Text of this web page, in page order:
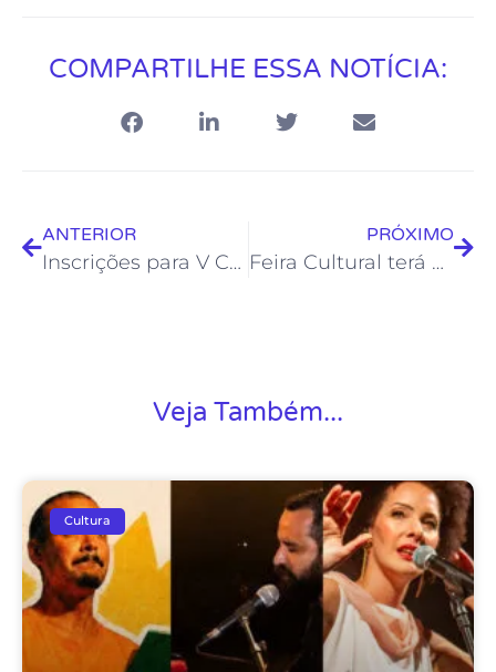
COMPARTILHE ESSA NOTÍCIA:
ANTERIOR
Inscrições para V Concurso de Presépios da Froc são prorrogadas
PRÓXIMO
Feira Cultural terá edição especial de Gastronomia Artesanal com “Comida de Boteco”
Veja Também...
Cultura